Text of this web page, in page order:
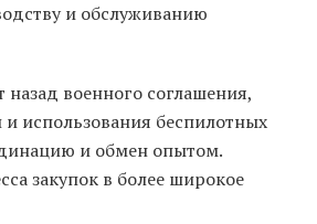
и обслуживанию
военного соглашения,
использования беспилотных
и обмен опытом.
закупок в более широкое